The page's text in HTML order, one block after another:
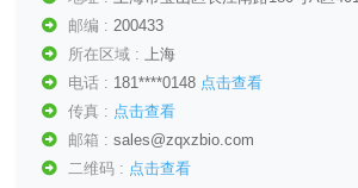
邮编 : 200433
所在区域 : 上海
电话 : 181****0148 点击查看
传真 : 点击查看
邮箱 : sales@zqxzbio.com
二维码 : 点击查看